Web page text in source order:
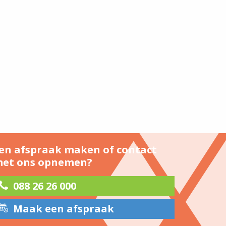
afspraak maken of contact
ons opnemen?
088 26 26 000
Maak een afspraak